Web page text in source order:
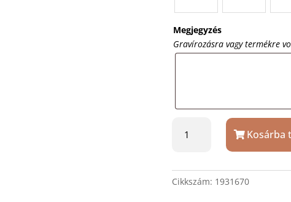
Megjegyzés
Gravírozásra vagy termékre
klipsz
Kosárba
Cikkszám: 1931670